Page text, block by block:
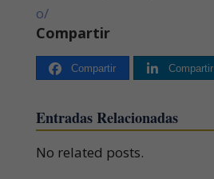
o/
Compartir
Compartir Compartir
Entradas Relacionadas
No related posts.